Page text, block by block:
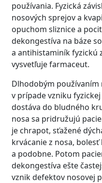
používania. Fyzická
nosových sprejov a
opuchom sliznice a
dekongestíva na báze
a antihistaminík fyzickú
vysvetľuje farmaceut.
Dlhodobým používaním
v prípade vzniku
dostáva do bludného
nosa sa pridružujú
je chrapot, sťažené
krvácanie z nosa, bolesť
a podobne. Potom
dekongestíva ešte
vznik defektov nosovej